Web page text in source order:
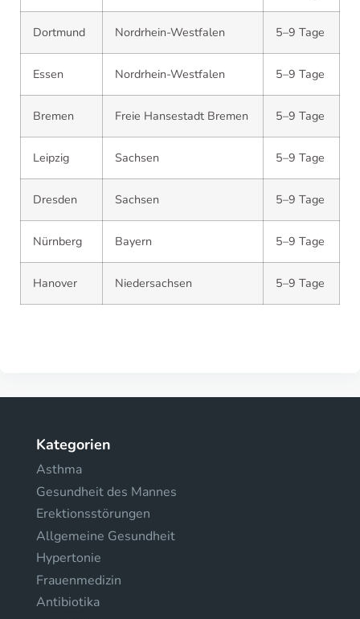
Dortmund Nordrhein-Westfalen 5–9 Tage
Essen Nordrhein-Westfalen 5–9 Tage
Bremen Freie Hansestadt Bremen 5–9 Tage
Leipzig Sachsen 5–9 Tage
Dresden Sachsen 5–9 Tage
Nürnberg Bayern 5–9 Tage
Hanover Niedersachsen 5–9 Tage
Kategorien
Asthma
Gesundheit des Mannes
Erektionsstörungen
Allgemeine Gesundheit
Hypertonie
Frauenmedizin
Antibiotika